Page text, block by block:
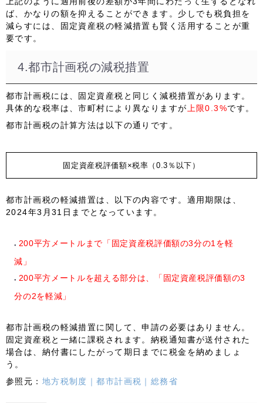
ば、かなりの額を抑えることができます。少しでも税負担を
減らすには、固定資産税の軽減措置も賢く活用することが重
要です。
4.都市計画税の減税措置
都市計画税には、固定資産税と同じく減税措置があります。
具体的な税率は、市町村により異なりますが 上限0.3%です。
都市計画税の計算方法は以下の通りです。
固定資産税評価額×税率（0.3％以下）
都市計画税の軽減措置は、以下の内容です。適用期限は、
2024年3月31日 までとなっています。
200平方メートルまで「固定資産税評価額の3分の1を軽
減」
200平方メートルを超える部分は、「固定資産税評価額の3
分の2を軽減」
都市計画税の軽減措置に関して、申請の必要はありません。
固定資産税と一緒に課税されます。納税通知書が送付された
場合は、納付書にしたがって期日までに税金を納めましょ
う。
参照元： 地方税制度｜都市計画税｜総務省